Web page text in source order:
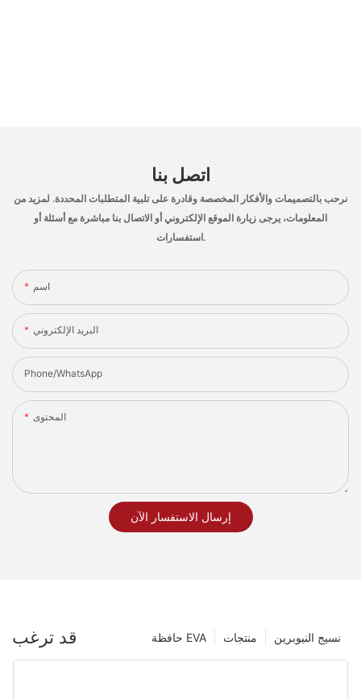
اتصل بنا
نرحب بالتصميمات والأفكار المخصصة وقادرة على تلبية المتطلبات المحددة. لمزيد من
المعلومات، يرجى زيارة الموقع الإلكتروني أو الاتصال بنا مباشرة مع أسئلة أو
استفسارات.
اسم
البريد الإلكتروني
Phone/whatsApp
المحتوى
إرسال الاستفسار الآن
قد ترغب نسيج النيوبرين منتجات حافظة EVA